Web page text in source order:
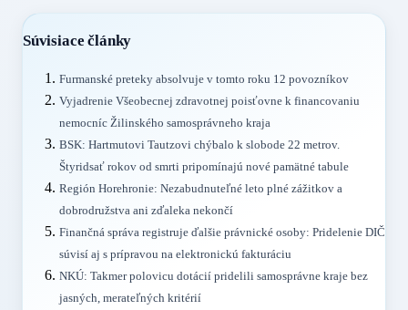
Súvisiace články
Furmanské preteky absolvuje v tomto roku 12 povozníkov
Vyjadrenie Všeobecnej zdravotnej poisťovne k financovaniu
nemocníc Žilinského samosprávneho kraja
BSK: Hartmutovi Tautzovi chýbalo k slobode 22 metrov.
Štyridsať rokov od smrti pripomínajú nové pamätné tabule
Región Horehronie: Nezabudnuteľné leto plné zážitkov a
dobrodružstva ani zďaleka nekončí
Finančná správa registruje ďalšie právnické osoby: Pridelenie DIČ
súvisí aj s prípravou na elektronickú fakturáciu
NKÚ: Takmer polovicu dotácií pridelili samosprávne kraje bez
jasných, merateľných kritérií